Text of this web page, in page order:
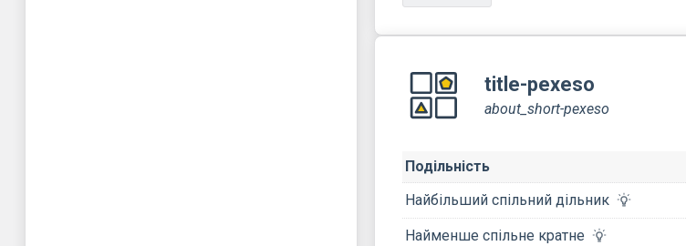
title-pexeso
about_short-pexeso
Подільність
Найбільший спільний дільник
Найменше спільне кратне